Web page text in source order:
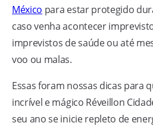
México para estar protegido
caso venha acontecer
imprevistos de saúde ou até
voo ou malas.
Essas foram nossas dicas para
incrível e mágico Réveillon
seu ano se inicie repleto de